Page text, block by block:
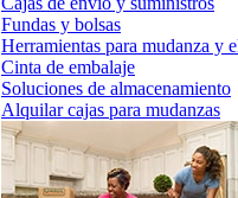
Fundas y bolsas
Herramientas para mudanza y
Cinta de embalaje
Soluciones de almacenamiento
Alquilar cajas para mudanzas